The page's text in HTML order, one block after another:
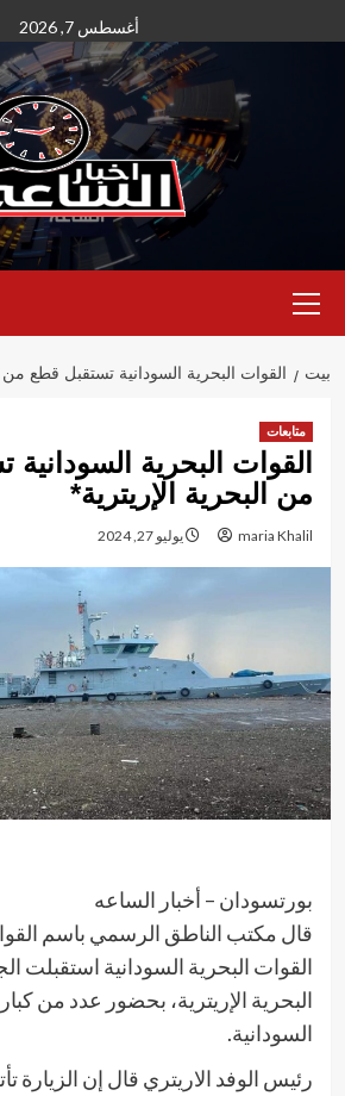
إلى
أغسطس 7, 2026
الأساسية
بيت القوات البحرية السودانية تستقبل قطع من
متابعات
القوات البحرية
من البحرية الإريترية*
maria Khalil يوليو 27, 2024
بورتسودان – أخبار الساعه
قال مكتب الناطق الرسمي باسم
القوات البحرية السودانية استقبلت
البحرية الإريترية، بحضور عدد من
السودانية.
رئيس الوفد الاريتري قال إن الزيارة